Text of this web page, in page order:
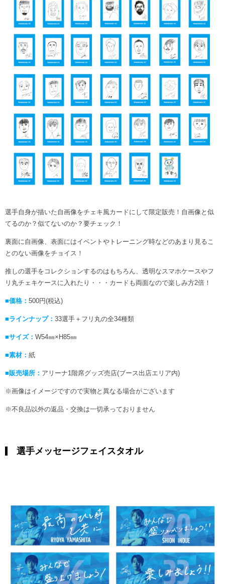
選手自身が描いた自画像をチェキ風カードにして限定販売！自画像と似
てるのか？似てないのか？要チェック！
裏面に自画像、表面にはイベントやトレーニング時などのあまり見るこ
とのない画像をチョイス！
推しの選手をコレクションするのはもちろん、透明なスマホケースやフ
リ丸チェキケースに入れたり・・・カードも両面なので楽しみ方2倍！
■価格： 500円(税込)
■ラインナップ： 33選手＋フリ丸の全34種類
■サイズ： W54㎜×H85㎜
■素材： 紙
■販売場所： アリーナ1階席グッズ売店(ブース出店エリア内)
※画像はイメージですので実物と異なる場合がございます
※不良品以外の返品・交換は一切承っておりません
選手メッセージフェイスタオル